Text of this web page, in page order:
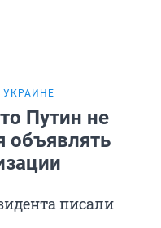
Путин не
объявлять
писали